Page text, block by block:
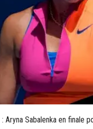
Aryna Sabalenka en finale